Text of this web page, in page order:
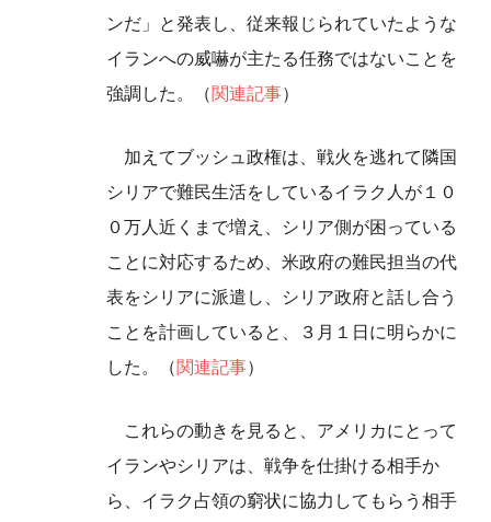
ンだ」と発表し、従来報じられていたような
イランへの威嚇が主たる任務ではないことを
強調した。（関連記事）
加えてブッシュ政権は、戦火を逃れて隣国
シリアで難民生活をしているイラク人が１０
０万人近くまで増え、シリア側が困っている
ことに対応するため、米政府の難民担当の代
表をシリアに派遣し、シリア政府と話し合う
ことを計画していると、３月１日に明らかに
した。（関連記事）
これらの動きを見ると、アメリカにとって
イランやシリアは、戦争を仕掛ける相手か
ら、イラク占領の窮状に協力してもらう相手